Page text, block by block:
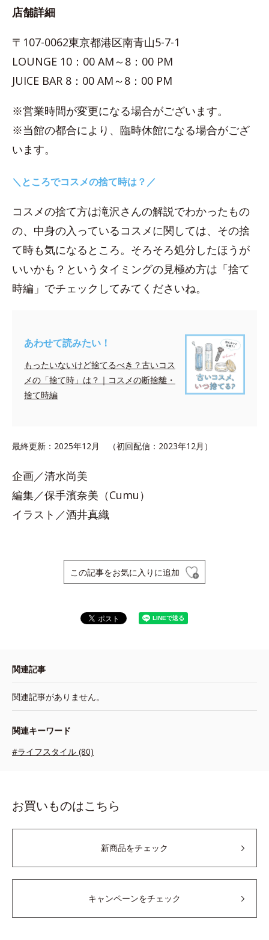
店舗詳細
〒107-0062東京都港区南青山5-7-1
LOUNGE 10：00 AM～8：00 PM
JUICE BAR 8：00 AM～8：00 PM
※営業時間が変更になる場合がございます。
※当館の都合により、臨時休館になる場合がござ
います。
＼ところでコスメの捨て時は？／
コスメの捨て方は滝沢さんの解説でわかったもの
の、中身の入っているコスメに関しては、その捨
て時も気になるところ。そろそろ処分したほうが
いいかも？というタイミングの見極め方は「捨て
時編」でチェックしてみてくださいね。
あわせて読みたい！
もったいないけど捨てるべき？古いコス
メの「捨て時」は？｜コスメの断捨離・
捨て時編
最終更新：2025年12月 （初回配信：2023年12月）
企画／清水尚美
編集／保手濱奈美（Cumu）
イラスト／酒井真織
この記事をお気に入りに追加
関連記事
関連記事がありません。
関連キーワード
#ライフスタイル (80)
お買いものはこちら
新商品をチェック
キャンペーンをチェック